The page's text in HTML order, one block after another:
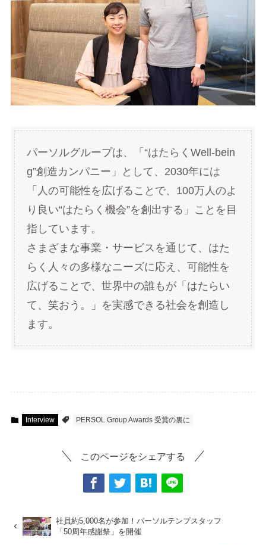
パーソルグループは、「“はたらくWell-bein
g”創造カンパニー」として、2030年には
「人の可能性を広げることで、100万人のよ
り良い“はたらく機会”を創出する」ことを目
指しています。
さまざまな事業・サービスを通じて、はた
らく人々の多様なニーズに応え、可能性を
広げることで、世界中の誰もが「はたらい
て、笑おう。」を実感できる社会を創造し
ます。
Interview PERSOL Group Awards 受賞の裏に
このページをシェアする
社員約5,000名が参加！パーソルテンプスタッフ
「50周年感謝祭」を開催